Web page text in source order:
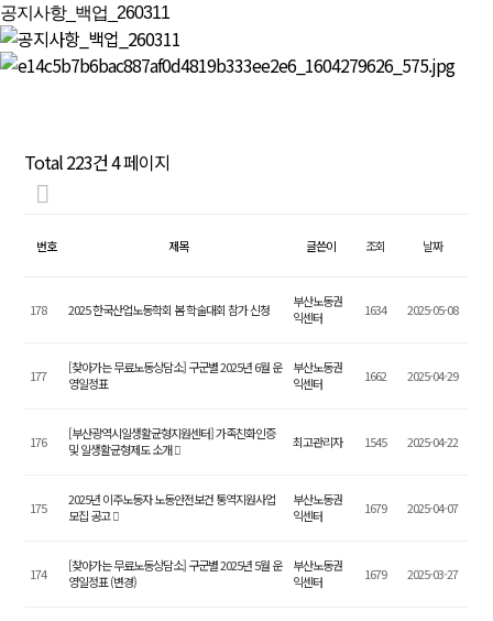
공지사항_백업_260311
Total 223건4 페이지
번호 제목 글쓴이 조회 날짜
178 2025 한국산업노동학회 봄 학술대회 참가 신청
부산노동권
익센터
1634 2025-05-08
177
[찾아가는 무료노동상담소] 구군별 2025년 6월 운
영일정표
부산노동권
익센터
1662 2025-04-29
176
[부산광역시일생활균형지원센터] 가족친화인증
및 일생활균형제도 소개
최고관리자 1545 2025-04-22
175
2025년 이주노동자 노동안전보건 통역지원사업
모집 공고
부산노동권
익센터
1679 2025-04-07
174
[찾아가는 무료노동상담소] 구군별 2025년 5월 운
영일정표 (변경)
부산노동권
익센터
1679 2025-03-27